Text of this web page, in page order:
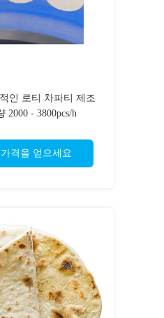
인 로티 차파티 제조
2000 - 3800pcs/h
격을 얻으세요